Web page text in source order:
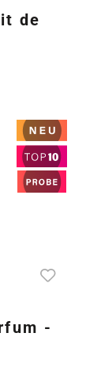
de
-